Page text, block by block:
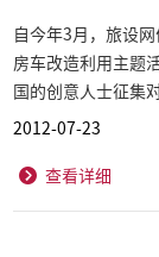
自今年3月，旅设
房车改造利用主
国的创意人士征集
案。
2012-07-23
查看详细